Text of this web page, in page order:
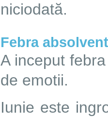
niciodată.
Febra
A inceput
de emotii.
Iunie este